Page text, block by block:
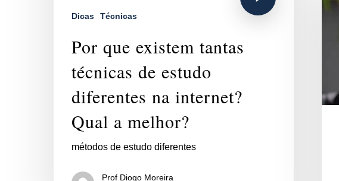
Dicas Técnicas
Por que existem tantas
técnicas de estudo
diferentes na internet?
Qual a melhor?
métodos de estudo diferentes
Prof Diogo Moreira